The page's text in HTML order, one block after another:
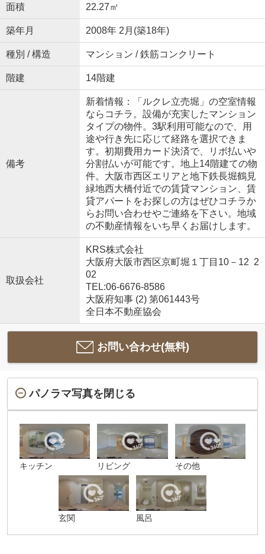
面積 22.27㎡
築年月 2008年 2月(築18年)
種別 / 構造 マンション / 鉄筋コンクリート
階建 14階建
備考
新着情報：「ルクレ立売堀」の空室情報
ならコチラ。設備が充実したマンション
タイプの物件。3駅利用可能なので、用
途や行き先に応じて経路を選択できま
す。初期費用カード決済で、リボ払いや
分割払いが可能です。地上14階建ての物
件。大阪市西区エリアと地下鉄長堀鶴見
緑地西大橋付近での賃貸マンション、賃
貸アパートをお探しの方はぜひコチラか
らお問い合わせやご連絡を下さい。地域
の不動産情報をいち早くお届けします。
取扱会社
KRS株式会社
大阪府大阪市西区京町堀１丁目10－12 2
02
TEL:06-6676-8586
大阪府知事 (2) 第061443号
全日本不動産協会
お問い合わせ(無料)
パノラマ写真を閉じる
キッチン リビング その他
玄関 風呂